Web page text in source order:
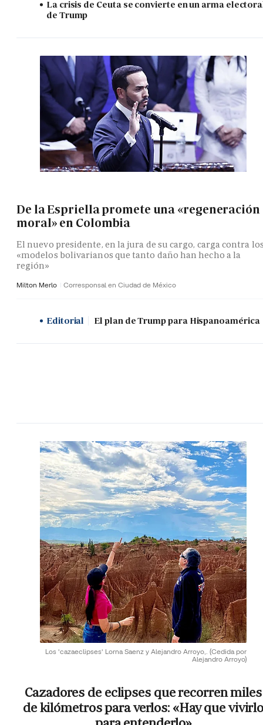
La crisis de Ceuta se convierte en un arma
de Trump
De la Espriella promete una «regeneración
moral» en Colombia
El nuevo presidente, en la jura de su cargo, carga contra
«modelos bolivarianos que tanto daño han hecho a la
región»
Milton Merlo Corresponsal en Ciudad de México
Editorial El plan de Trump para Hispanoamérica
Los 'cazaeclipses' Lorna Saenz y Alejandro Arroyo,. (Cedida por
Alejandro Arroyo)
Cazadores de eclipses que recorren miles
de kilómetros para verlos: «Hay que